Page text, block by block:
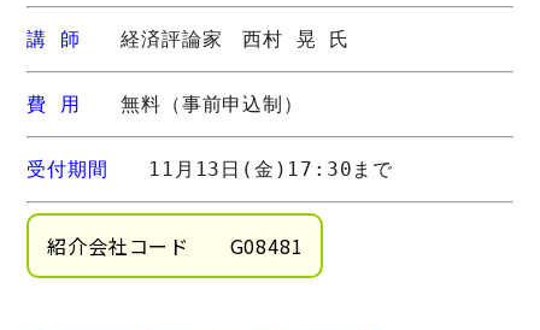
講 師 経済評論家　西村 晃 氏
費 用 無料（事前申込制）
受付期間 11月13日(金)17:30まで
紹介会社コード G08481